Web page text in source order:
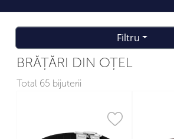
Filtru
BRĂȚĂRI DIN OȚEL
Total 65 bijuterii